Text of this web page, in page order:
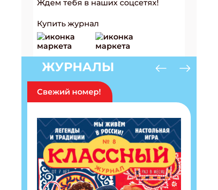
Ждем тебя в наших соцсетях!
Купить журнал
ЖУРНАЛЫ
Свежий номер!